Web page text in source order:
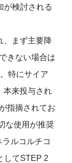
が検討される
、まず主要降
きない場合は
特にサイア
本来投与され
指摘されてお
な使用が推奨
ラルコルチコ
してSTEP 2